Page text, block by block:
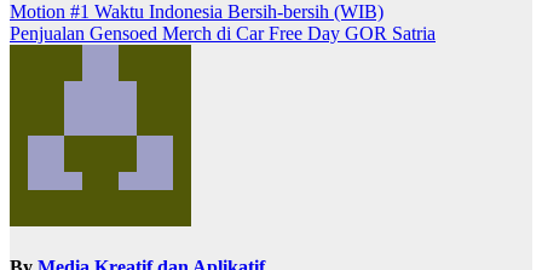
Motion #1 Waktu Indonesia Bersih-bersih (WIB)
Penjualan Gensoed Merch di Car Free Day GOR Satria